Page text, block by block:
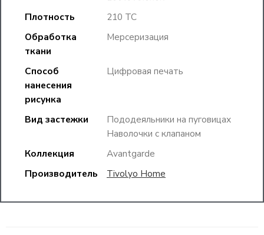
Плотность
210 TC
Обработка
ткани
Мерсеризация
Способ
нанесения
рисунка
Цифровая печать
Вид застежки
Пододеяльники на пуговицах
Наволочки с клапаном
Коллекция
Avantgarde
Производитель
Tivolyo Home